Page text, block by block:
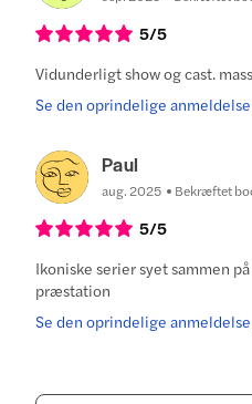
5/5
Vidunderligt show og cast.
Se den oprindelige
Paul
aug. 2025 Bekræftet
5/5
Ikoniske serier syet sammen
præstation
Se den oprindelige